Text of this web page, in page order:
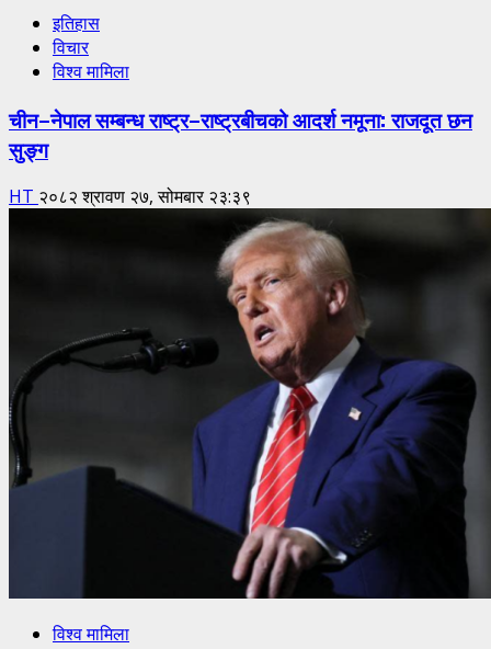
इतिहास
विचार
विश्व मामिला
चीन–नेपाल सम्बन्ध राष्ट्र–राष्ट्रबीचको आदर्श नमूना: राजदूत छन
सुङ्ग
HT २०८२ श्रावण २७, सोमबार २३:३९
विश्व मामिला